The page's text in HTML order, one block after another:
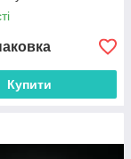
Купити